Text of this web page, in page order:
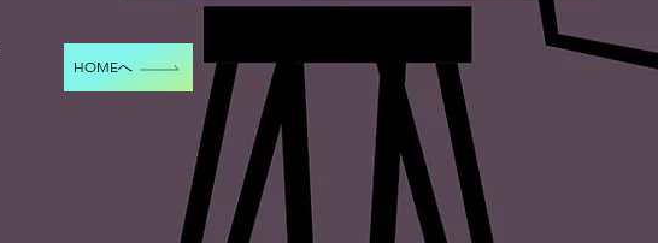
HOMEへ